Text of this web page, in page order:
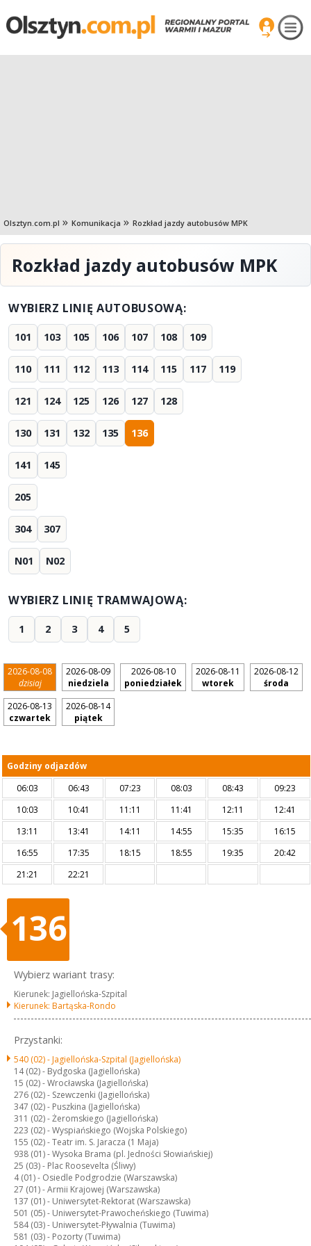
Olsztyn.com.pl Komunikacja Rozkład jazdy autobusów MPK
Rozkład jazdy autobusów MPK
WYBIERZ LINIĘ AUTOBUSOWĄ:
101 103 105 106 107 108 109
110 111 112 113 114 115 117 119
121 124 125 126 127 128
130 131 132 135 136
141 145
205
304 307
N01 N02
WYBIERZ LINIĘ TRAMWAJOWĄ:
1 2 3 4 5
2026-08-08
dzisiaj
2026-08-09
niedziela
2026-08-10
poniedziałek
2026-08-11
wtorek
2026-08-12
środa
2026-08-13
czwartek
2026-08-14
piątek
Godziny odjazdów
06:03
06:43 07:23 08:03 08:43
09:23
10:03
10:41 11:11 11:41 12:11
12:41
13:11
13:41 14:11 14:55 15:35
16:15
16:55
17:35 18:15 18:55 19:35
20:42
21:21
22:21
136
Wybierz wariant trasy:
Kierunek: Jagiellońska-Szpital
Kierunek: Bartąska-Rondo
Przystanki:
540 (02) -Jagiellońska-Szpital (Jagiellońska)
14 (02) - Bydgoska (Jagiellońska)
15 (02) -Wrocławska (Jagiellońska)
276 (02) - Szewczenki (Jagiellońska)
347 (02) - Puszkina (Jagiellońska)
311 (02) -Żeromskiego (Jagiellońska)
223 (02) -Wyspiańskiego (Wojska Polskiego)
155 (02) -Teatr im. S. Jaracza (1 Maja)
938 (01) -Wysoka Brama (pl. Jedności Słowiańskiej)
25 (03) - Plac Roosevelta (Śliwy)
4 (01) - Osiedle Podgrodzie (Warszawska)
27 (01) -Armii Krajowej (Warszawska)
137 (01) - Uniwersytet-Rektorat (Warszawska)
501 (05) - Uniwersytet-Prawocheńskiego (Tuwima)
584 (03) - Uniwersytet-Pływalnia (Tuwima)
581 (03) - Pozorty (Tuwima)